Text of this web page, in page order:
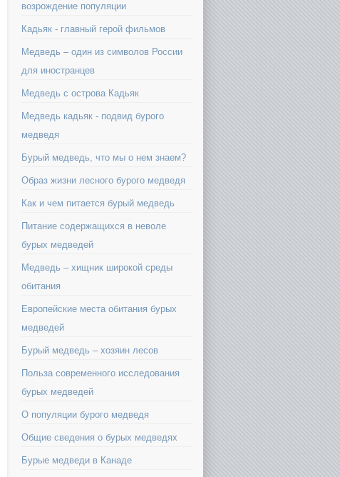
возрождение популяции
Кадьяк - главный герой фильмов
Медведь – один из символов России
для иностранцев
Медведь с острова Кадьяк
Медведь кадьяк - подвид бурого
медведя
Бурый медведь, что мы о нем знаем?
Образ жизни лесного бурого медведя
Как и чем питается бурый медведь
Питание содержащихся в неволе
бурых медведей
Медведь – хищник широкой среды
обитания
Европейские места обитания бурых
медведей
Бурый медведь – хозяин лесов
Польза современного исследования
бурых медведей
О популяции бурого медведя
Общие сведения о бурых медведях
Бурые медведи в Канаде